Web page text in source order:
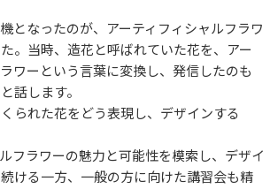
となったのが、アーティフィシャルフラワ
。当時、造花と呼ばれていた花を、アー
ワーという言葉に変換し、発信したのも
話します。
くられた花をどう表現し、デザインする
フラワーの魅力と可能性を模索し、デザイ
ける一方、一般の方に向けた講習会も精